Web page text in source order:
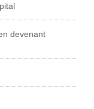
devenant